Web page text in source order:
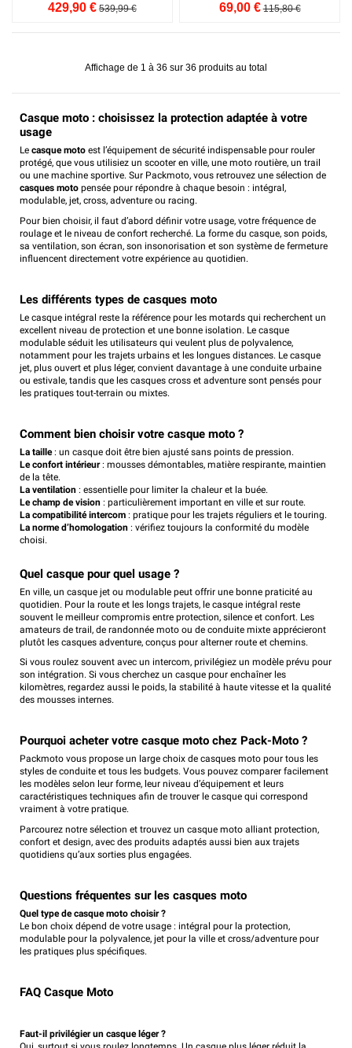
429,90 € 539,99 €
AERON GP
69,00 € 115,80 €
Affichage de 1 à 36 sur 36 produits au total
Casque moto : choisissez la protection adaptée à votre
usage
Le casque moto est l’équipement de sécurité indispensable pour rouler
protégé, que vous utilisiez un scooter en ville, une moto routière, un trail
ou une machine sportive. Sur Packmoto, vous retrouvez une sélection de
casques moto pensée pour répondre à chaque besoin : intégral,
modulable, jet, cross, adventure ou racing.
Pour bien choisir, il faut d’abord définir votre usage, votre fréquence de
roulage et le niveau de confort recherché. La forme du casque, son poids,
sa ventilation, son écran, son insonorisation et son système de fermeture
influencent directement votre expérience au quotidien.
Les différents types de casques moto
Le casque intégral reste la référence pour les motards qui recherchent un
excellent niveau de protection et une bonne isolation. Le casque
modulable séduit les utilisateurs qui veulent plus de polyvalence,
notamment pour les trajets urbains et les longues distances. Le casque
jet, plus ouvert et plus léger, convient davantage à une conduite urbaine
ou estivale, tandis que les casques cross et adventure sont pensés pour
les pratiques tout-terrain ou mixtes.
Comment bien choisir votre casque moto ?
La taille: un casque doit être bien ajusté sans points de pression.
Le confort intérieur: mousses démontables, matière respirante, maintien
de la tête.
La ventilation : essentielle pour limiter la chaleur et la buée.
Le champ de vision : particulièrement important en ville et sur route.
La compatibilité intercom : pratique pour les trajets réguliers et le touring.
La norme d’homologation : vérifiez toujours la conformité du modèle
choisi.
Quel casque pour quel usage ?
En ville, un casque jet ou modulable peut offrir une bonne praticité au
quotidien. Pour la route et les longs trajets, le casque intégral reste
souvent le meilleur compromis entre protection, silence et confort. Les
amateurs de trail, de randonnée moto ou de conduite mixte apprécieront
plutôt les casques adventure, conçus pour alterner route et chemins.
Si vous roulez souvent avec un intercom, privilégiez un modèle prévu pour
son intégration. Si vous cherchez un casque pour enchaîner les
kilomètres, regardez aussi le poids, la stabilité à haute vitesse et la qualité
des mousses internes.
Pourquoi acheter votre casque moto chez Pack-Moto ?
Packmoto vous propose un large choix de casques moto pour tous les
styles de conduite et tous les budgets. Vous pouvez comparer facilement
les modèles selon leur forme, leur niveau d’équipement et leurs
caractéristiques techniques afin de trouver le casque qui correspond
vraiment à votre pratique.
Parcourez notre sélection et trouvez un casque moto alliant protection,
confort et design, avec des produits adaptés aussi bien aux trajets
quotidiens qu’aux sorties plus engagées.
Questions fréquentes sur les casques moto
Quel type de casque moto choisir ?
Le bon choix dépend de votre usage : intégral pour la protection,
modulable pour la polyvalence, jet pour la ville et cross/adventure pour
les pratiques plus spécifiques.
FAQ Casque Moto
Faut-il privilégier un casque léger ?